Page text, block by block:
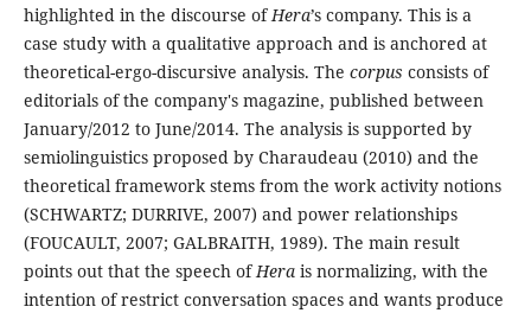
highlighted in the discourse ofHera’s company. This is a
case study with a qualitative approach and is anchored at
theoretical-ergo-discursive analysis. The corpus consists of
editorials of the company's magazine, published between
January/2012 to June/2014. The analysis is supported by
semiolinguistics proposed by Charaudeau (2010) and the
theoretical framework stems from the work activity notions
(SCHWARTZ; DURRIVE, 2007) and power relationships
(FOUCAULT, 2007; GALBRAITH, 1989). The main result
points out that the speech ofHerais normalizing, with the
intention of restrict conversation spaces and wants produce